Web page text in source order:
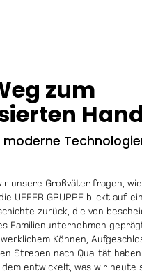
zum
unsere Großväter fragen,
UFFER GRUPPE blickt auf
zurück, die von
Familienunternehmen
Können,
Streben nach Qualität
entwickelt, was wir heute